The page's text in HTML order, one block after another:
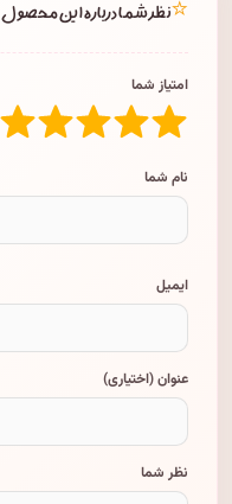
⭐نظر شما درباره این محصول
امتیاز شما
نام شما
ایمیل
عنوان (اختیاری)
نظر شما